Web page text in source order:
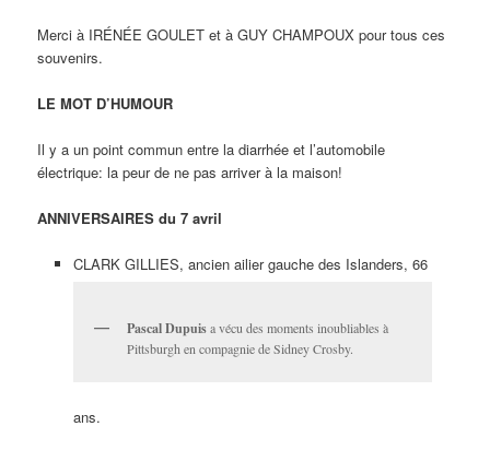
Merci à IRÉNÉE GOULET et à GUY CHAMPOUX pour tous ces
souvenirs.
LE MOT D’HUMOUR
Il y a un point commun entre la diarrhée et l’automobile
électrique: la peur de ne pas arriver à la maison!
ANNIVERSAIRES du 7 avril
CLARK GILLIES, ancien ailier gauche des Islanders, 66
Pascal Dupuisa vécu des moments inoubliables à
Pittsburgh en compagnie de Sidney Crosby.
ans.